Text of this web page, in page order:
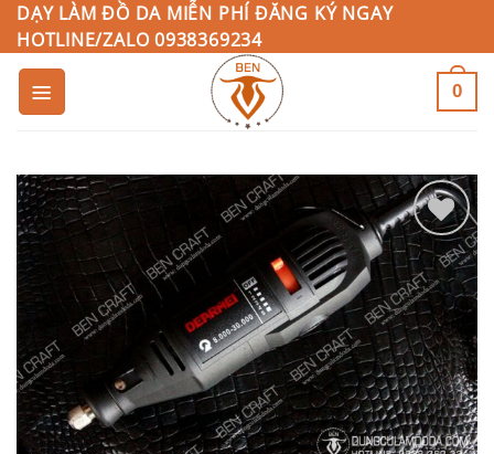
Bỏ
qua
nội
DẠY LÀM ĐỒ DA MIỄN PHÍ ĐĂNG KÝ NGAY
HOTLINE/ZALO 0938369234
0
Add to
Wishlist